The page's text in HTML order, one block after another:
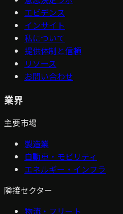
エビデンス
インサイト
私について
提供体制と信頼
リソース
お問い合わせ
業界
主要市場
製造業
自動車・モビリティ
エネルギー・インフラ
隣接セクター
物流・フリート